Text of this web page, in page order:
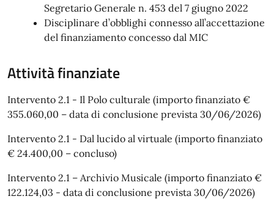
Segretario Generale n. 453 del 7 giugno 2022
Disciplinare d’obblighi connesso all’accettazione
del finanziamento concesso dal MIC
Attività finanziate
Intervento 2.1 - Il Polo culturale (importo finanziato €
355.060,00 – data di conclusione prevista 30/06/2026)
Intervento 2.1 - Dal lucido al virtuale (importo finanziato
€ 24.400,00 – concluso)
Intervento 2.1 – Archivio Musicale (importo finanziato €
122.124,03 - data di conclusione prevista 30/06/2026)